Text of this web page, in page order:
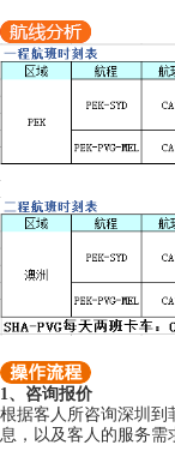
1、咨询报价
根据客人所咨询深圳到
息，以及客人的服务需